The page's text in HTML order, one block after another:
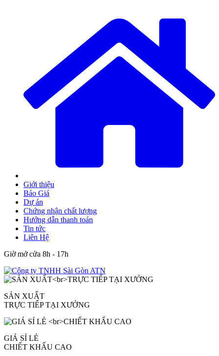
Giới thiệu
Báo Giá
Dự án
Chứng nhận chất lượng
Hướng dẫn thanh toán
Tin tức
Liên Hệ
Giờ mở cửa 8h - 17h
SẢN XUẤT
TRỰC TIẾP TẠI XƯỞNG
GIÁ SỈ LẺ
CHIẾT KHẤU CAO